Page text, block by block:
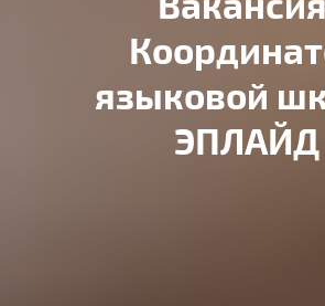
языковой
ЭПЛАЙД